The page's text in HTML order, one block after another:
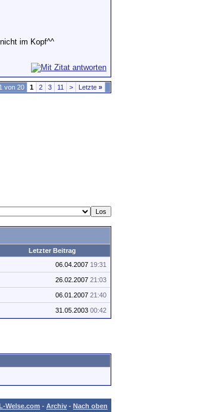
im Kopf^^
von 20 1 2 3 11 > Letzte »
Letzter Beitrag
06.04.2007 19:31
26.02.2007 21:03
06.01.2007 21:40
31.05.2003 00:42
Welse.com - Archiv - Nach oben